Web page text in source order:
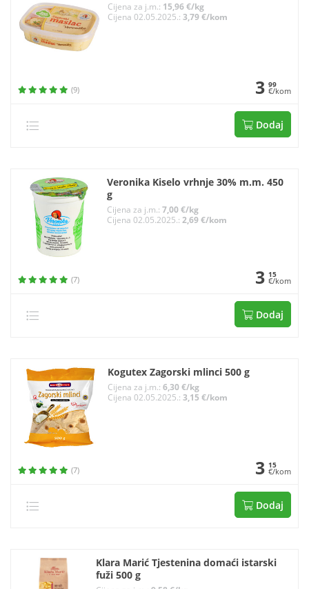
Cijena za j.m.: 15,96 €/kg
Cijena 02.05.2025.: 3,79 €/kom
(9) 3 99
€/kom
Dodaj
Veronika Kiselo vrhnje 30% m.m. 450
g
Cijena za j.m.:7,00 €/kg
Cijena 02.05.2025.:2,69 €/kom
(7) 3 15
€/kom
Dodaj
Kogutex Zagorski mlinci 500 g
Cijena za j.m.: 6,30 €/kg
Cijena 02.05.2025.: 3,15 €/kom
(7) 3 15
€/kom
Dodaj
Klara Marić Tjestenina domaći istarski
fuži 500 g